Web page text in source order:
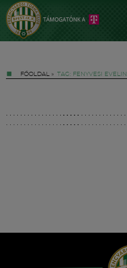
FŐOLDAL » TAG: FENYVESI EVELIN
Hírek